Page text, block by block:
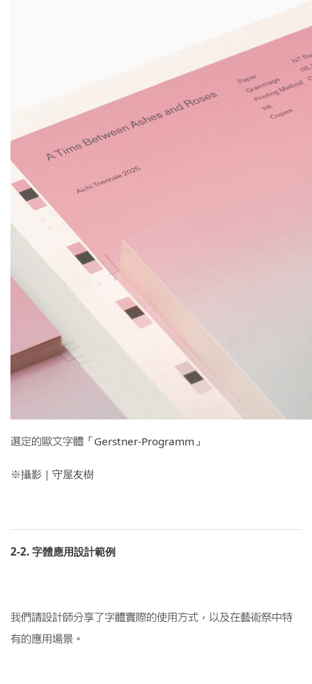
選定的歐文字體「 Gerstner-Programm 」
※攝影｜守屋友樹
2-2. 字體應用設計範例
我們請設計師分享了字體實際的使用方式，以及在藝術祭中特
有的應用場景。